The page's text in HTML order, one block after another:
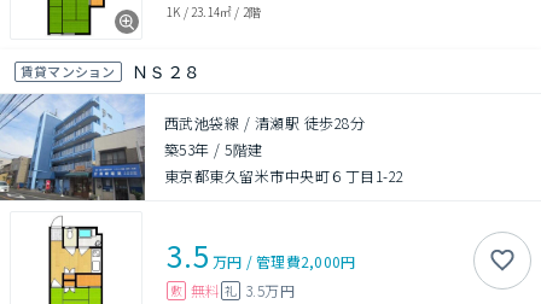
1K / 23.14㎡ / 2階
賃貸マンション ＮＳ２８
西武池袋線 / 清瀬駅 徒歩28分
築53年 /5階建
東京都東久留米市中央町６丁目1-22
3.5 万円 /管理費2,000円
敷 無料 礼 3.5万円